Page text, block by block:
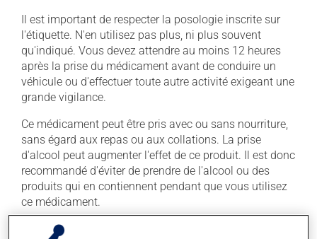
Il est important de respecter la posologie inscrite sur
l'étiquette. N'en utilisez pas plus, ni plus souvent
qu'indiqué. Vous devez attendre au moins 12 heures
après la prise du médicament avant de conduire un
véhicule ou d'effectuer toute autre activité exigeant une
grande vigilance.
Ce médicament peut être pris avec ou sans nourriture,
sans égard aux repas ou aux collations. La prise
d'alcool peut augmenter l'effet de ce produit. Il est donc
recommandé d'éviter de prendre de l'alcool ou des
produits qui en contiennent pendant que vous utilisez
ce médicament.